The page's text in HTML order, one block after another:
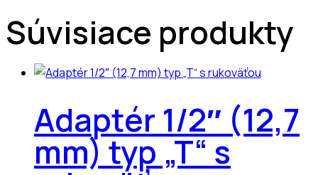
Súvisiace produkty
Adaptér 1/2″ (12,7
mm) typ „T“ s